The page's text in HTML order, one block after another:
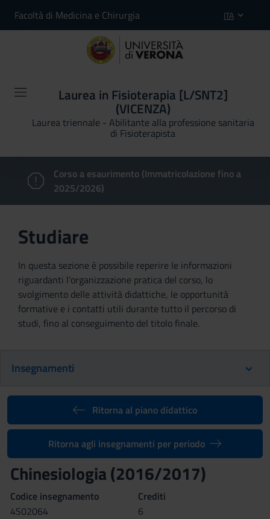
Facoltà di Medicina e Chirurgia ITA
Laurea in Fisioterapia [L/SNT2]
(VICENZA)
Laurea triennale - Abilitante alla professione sanitaria
di Fisioterapista
Corso a esaurimento (Immatricolazione fino a
2025/2026)
Studiare
In questa sezione è possibile reperire le informazioni
riguardanti l'organizzazione pratica del corso, lo
svolgimento delle attività didattiche, le opportunità
formative e i contatti utili durante tutto il percorso di
studi, fino al conseguimento del titolo finale.
Insegnamenti
Ritorna al piano didattico
Ritorna agli insegnamenti per periodo
Chinesiologia (2016/2017)
Codice insegnamento
4S02064
Crediti
6